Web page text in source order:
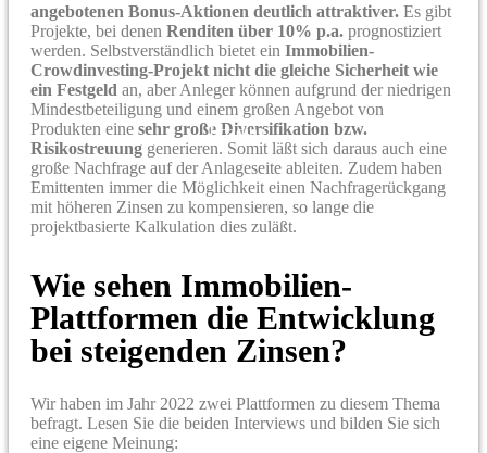
angebotenen Bonus-Aktionen deutlich attraktiver. Es gibt
Projekte, bei denen Renditen über 10% p.a. prognostiziert
werden. Selbstverständlich bietet ein Immobilien-
Crowdinvesting-Projekt nicht die gleiche Sicherheit wie
ein Festgeld an, aber Anleger können aufgrund der niedrigen
Mindestbeteiligung und einem großen Angebot von
Produkten eine sehr große Diversifikation bzw.
Risikostreuung generieren. Somit läßt sich daraus auch eine
große Nachfrage auf der Anlageseite ableiten. Zudem haben
Emittenten immer die Möglichkeit einen Nachfragerückgang
mit höheren Zinsen zu kompensieren, so lange die
projektbasierte Kalkulation dies zuläßt.
Wie sehen Immobilien-
Plattformen die Entwicklung
bei steigenden Zinsen?
Wir haben im Jahr 2022 zwei Plattformen zu diesem Thema
befragt. Lesen Sie die beiden Interviews und bilden Sie sich
eine eigene Meinung:
Loading...